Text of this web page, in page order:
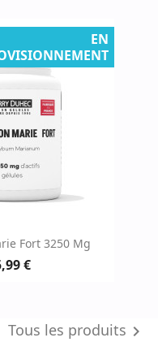
rapide
Fort 3250 Mg
€
EN
Tous les produits 